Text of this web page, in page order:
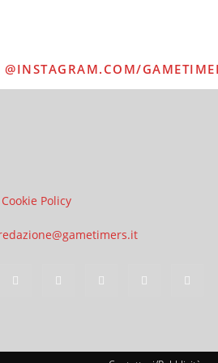
@INSTAGRAM.COM/
Cookie Policy